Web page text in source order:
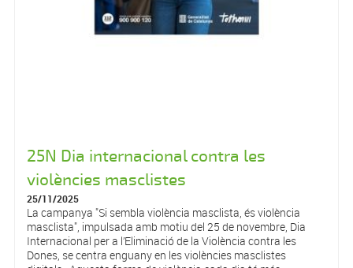
25N Dia internacional contra les
violències masclistes
25/11/2025
La campanya "Si sembla violència masclista, és violència
masclista", impulsada amb motiu del 25 de novembre, Dia
Internacional per a l’Eliminació de la Violència contra les
Dones, se centra enguany en les violències masclistes